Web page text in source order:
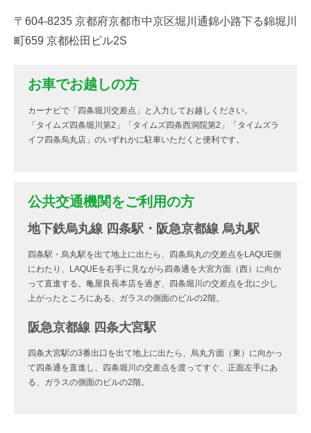
〒604-8235 京都府京都市中京区堀川通錦小路下る錦堀川
町659 京都松田ビル2S
お車でお越しの方
カーナビで「四条堀川交差点」と入力してお越しください。
「タイムズ四条堀川第2」「タイムズ四条西洞院第2」「タイムズラ
イフ四条烏丸店」のいずれかに駐車いただくと便利です。
公共交通機関をご利用の方
地下鉄烏丸線 四条駅・阪急京都線 烏丸駅
四条駅・烏丸駅を出て地上に出たら、四条烏丸の交差点をLAQUE側
にわたり、LAQUEを右手に見ながら四条通を大宮方面（西）に向か
って直進する。亀屋良長本店を過ぎ、四条堀川の交差点を北に少し
上がったところにある、ガラスの側面のビルの2階。
阪急京都線 四条大宮駅
四条大宮駅の3番出口を出て地上に出たら、烏丸方面（東）に向かっ
て四条通を直進し、四条堀川の交差点を渡ってすぐ、正面左手にあ
る、ガラスの側面のビルの2階。